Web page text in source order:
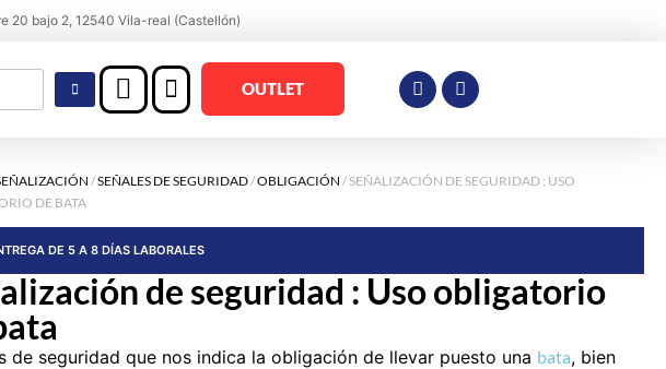
20 bajo 2, 12540 Vila-real (Castellón)
OUTLET
/SEÑALES DE SEGURIDAD/OBLIGACIÓN / SEÑALIZACIÓN DE SEGURIDAD : USO
DE BATA
DE 5 A 8 DÍAS LABORALES
de seguridad : Uso obligatorio
de seguridad que nos indica la obligación de llevar puesto una bata, bien